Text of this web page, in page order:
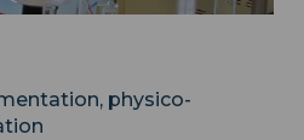
physico-